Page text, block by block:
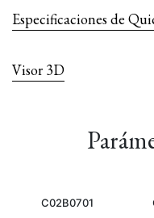
Especificaciones de
Visor 3D
C02B0701